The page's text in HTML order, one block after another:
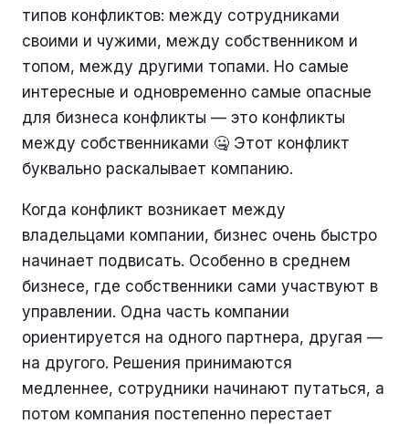
типов конфликтов: между сотрудниками
своими и чужими, между собственником и
топом, между другими топами. Но самые
интересные и одновременно самые опасные
для бизнеса конфликты — это конфликты
между собственниками 🤐 Этот конфликт
буквально раскалывает компанию.
Когда конфликт возникает между
владельцами компании, бизнес очень быстро
начинает подвисать. Особенно в среднем
бизнесе, где собственники сами участвуют в
управлении. Одна часть компании
ориентируется на одного партнера, другая —
на другого. Решения принимаются
медленнее, сотрудники начинают путаться, а
потом компания постепенно перестает